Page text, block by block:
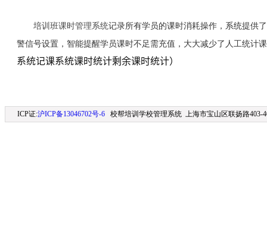
培训班课时管理系统记录所有学员的课时消耗操作，系统提供
警信号设置，智能提醒学员课时不足需充值，大大减少了人工统计
系统记课系统课时统计剩余课时统计）
ICP证:沪ICP备13046702号-6校帮培训学校管理系统 上海市宝山区联扬路